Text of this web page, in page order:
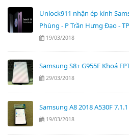
Unlock911 nhận ép kính
Phùng - P Trần Hưng Đạo -
19/03/2018
Samsung S8+ G955F Khoá
29/03/2018
Samsung A8 2018 A530F
19/03/2018